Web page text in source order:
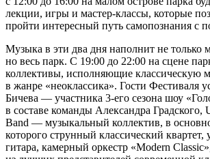
лекции, игры и мастер-классы, которые
пройти интересный путь самопознания с
Музыка в эти два дня наполнит не только
но весь парк. С 19:00 до 22:00 на сцене
коллективы, исполняющие классическую
в жанре «неоклассика». Гости Фестиваля
Бичева — участника 3-его сезона шоу
в составе команды Александра Градского,
Band — музыкальный коллектив, в
которого струнный классический квартет,
гитара, камерный оркестр «Modern